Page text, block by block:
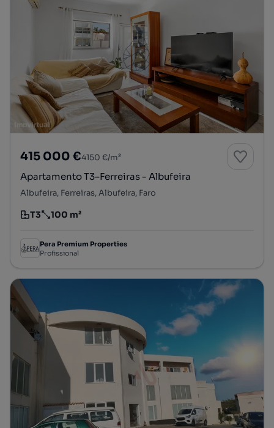
415 000 €4150 €/m²
Apartamento T3–Ferreiras - Albufeira
Albufeira, Ferreiras, Albufeira, Faro
Tipologia
T3
Preço por metro quadrado
100 m²
Pera Premium Properties
Profissional